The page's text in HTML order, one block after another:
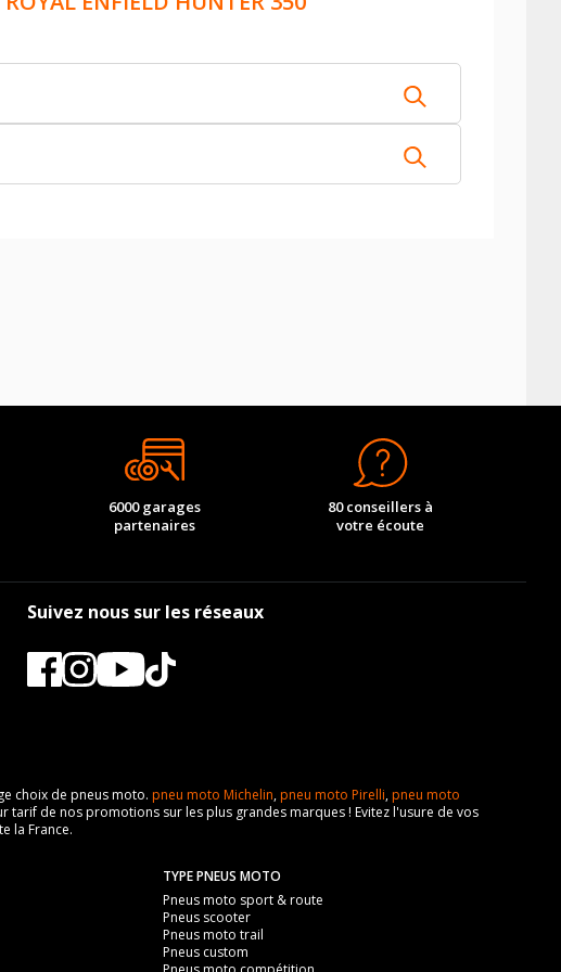
6000 garages
partenaires
80 conseillers à
votre écoute
Suivez nous sur les réseaux
choix de pneus moto. pneu moto Michelin,pneu moto Pirelli,pneu moto
de nos promotions sur les plus grandes marques ! Evitez l'usure de vos
la France.
TYPE PNEUS MOTO
Pneus moto sport & route
Pneus scooter
Pneus moto trail
Pneus custom